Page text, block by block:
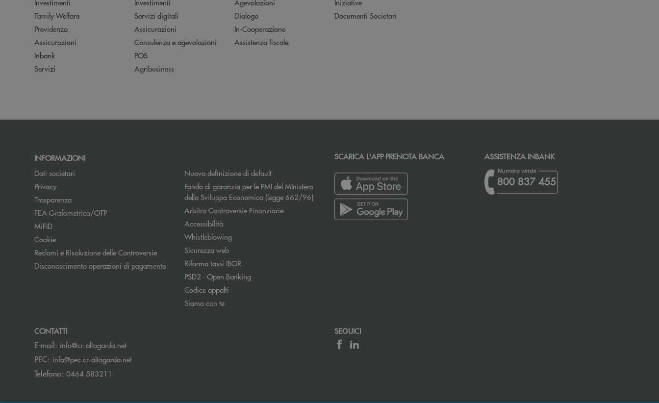
Investimenti
Family Welfare
Previdenza
Assicurazioni
Inbank
Servizi
Investimenti
Servizi digitali
Assicurazioni
Consulenza e agevolazioni
POS
Agribusiness
Agevolazioni
Dialogo
In-Cooperazione
Assistenza fiscale
Iniziative
Documenti Societari
INFORMAZIONI
Dati societari
PrivacyApre una nuova finestra
Trasparenza
FEA Grafometrica/OTP
MiFID
Cookie
Reclami e Risoluzione delle Controversie
Disconoscimento operazioni di pagamento
Nuova definizione di default
Fondo di garanzia per le PMI del MInistero
dello Sviluppo Economico (legge 662/96)Apre una nuova finestra
Arbitro Controversie FinanziarieApre una nuova finestra
Accessibilità
Whistleblowing
Sicurezza web
Riforma tassi IBOR
PSD2 - Open Banking
Codice appalti
Siamo con te
SCARICA L'APP PRENOTA BANCA ASSISTENZA INBANK
800 837 455
CONTATTI
E-mail: info@cr-altogarda.net(si apre l’app di posta elettronica)
PEC: info@pec.cr-altogarda.net(si apre l’app di posta elettronica)
Telefono: 0464 583211
SEGUICI